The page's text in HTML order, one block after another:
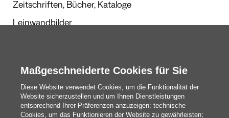
Zeitschriften, Bücher, Kataloge
Leinwandbilder
Redaktion
Maßgeschneiderte Cookies für Sie
Diese Website verwendet Cookies, um die Funktionalität der
Website sicherzustellen und um Ihnen Dienstleistungen
entsprechend Ihrer Präferenzen anzuzeigen: technische
Cookies, um das Funktionieren der Website zu gewährleisten;